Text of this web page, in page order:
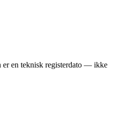
er en teknisk registerdato — ikke